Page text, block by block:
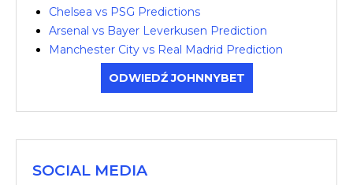
Chelsea vs PSG Predictions
Arsenal vs Bayer Leverkusen Prediction
Manchester City vs Real Madrid Prediction
ODWIEDŹ JOHNNYBET
SOCIAL MEDIA